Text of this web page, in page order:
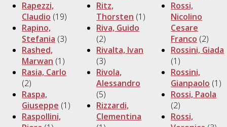
Rapezzi,
Claudio (19)
Rapino,
Stefania (3)
Rashed,
Marwan (1)
Rasia, Carlo
(2)
Raspa,
Giuseppe (1)
Raspollini,
Ritz,
Thorsten (1)
Riva, Guido
(2)
Rivalta, Ivan
(3)
Rivola,
Alessandro
(5)
Rizzardi,
Clementina
Rossi,
Nicolino
Cesare
Franco (2)
Rossini, Giada
(1)
Rossini,
Gianpaolo (1)
Rossi, Paola
(2)
Rossi,